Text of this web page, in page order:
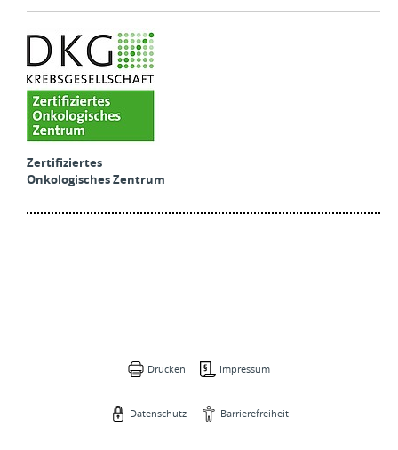
Zertifiziertes
Onkologisches Zentrum
Drucken Impressum
Datenschutz Barrierefreiheit